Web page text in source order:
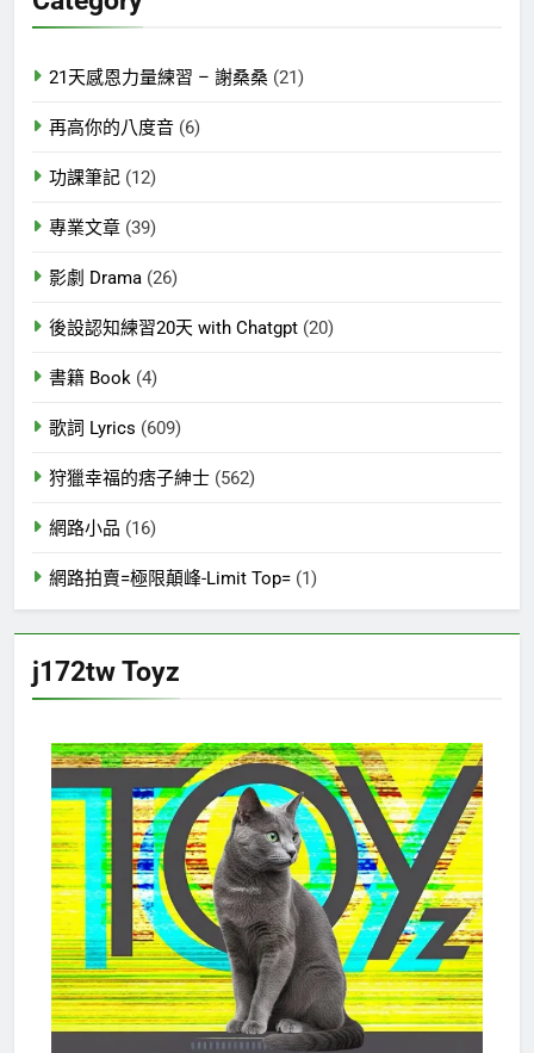
字:
21天感恩力量練習 – 謝桑桑 (21)
再高你的八度音 (6)
功課筆記 (12)
專業文章 (39)
影劇 Drama (26)
後設認知練習20天 with Chatgpt (20)
書籍 Book (4)
歌詞 Lyrics (609)
狩獵幸福的痞子紳士 (562)
網路小品 (16)
網路拍賣=極限顛峰-Limit Top= (1)
j172tw Toyz